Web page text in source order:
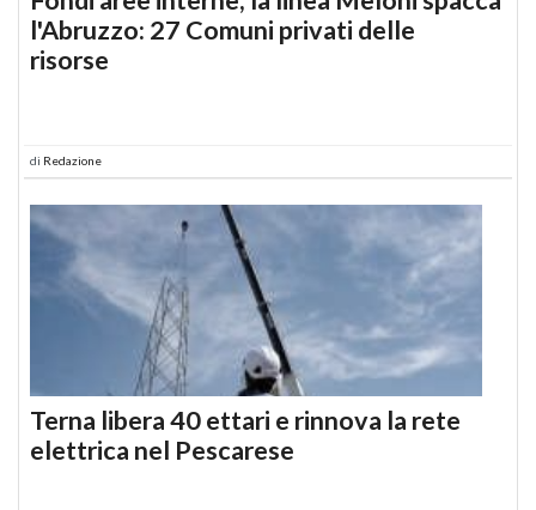
l'Abruzzo: 27 Comuni privati delle
risorse
di Redazione
Terna libera 40 ettari e rinnova la rete
elettrica nel Pescarese